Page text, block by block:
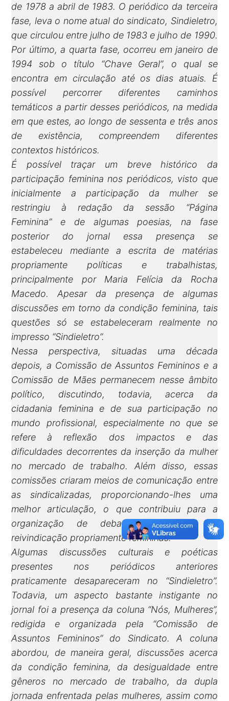
de 1978 a abril de 1983. O periódico da terceira
fase, leva o nome atual do sindicato, Sindieletro,
que circulou entre julho de 1983 e julho de 1990.
Por último, a quarta fase, ocorreu em janeiro de
1994 sob o título “Chave Geral”, o qual se
encontra em circulação até os dias atuais. É
possível percorrer diferentes caminhos
temáticos a partir desses periódicos, na medida
em que estes, ao longo de sessenta e três anos
de existência, compreendem diferentes
contextos históricos.
É possível traçar um breve histórico da
participação feminina nos periódicos, visto que
inicialmente a participação da mulher se
restringiu à redação da sessão “Página
Feminina” e de algumas poesias, na fase
posterior do jornal essa presença se
estabeleceu mediante a escrita de matérias
propriamente políticas e trabalhistas,
principalmente por Maria Felícia da Rocha
Macedo. Apesar da presença de algumas
discussões em torno da condição feminina, tais
questões só se estabeleceram realmente no
impresso “Sindieletro”.
Nessa perspectiva, situadas uma década
depois, a Comissão de Assuntos Femininos e a
Comissão de Mães permanecem nesse âmbito
político, discutindo, todavia, acerca da
cidadania feminina e de sua participação no
mundo profissional, especialmente no que se
refere à reflexão dos impactos e das
dificuldades decorrentes da inserção da mulher
no mercado de trabalho. Além disso, essas
comissões criaram meios de comunicação entre
as sindicalizadas, proporcionando-lhes uma
melhor articulação, o que contribuiu para a
organização de debates e pautas de
reivindicação propriamente femininas.
Algumas discussões culturais e poéticas
presentes nos periódicos anteriores
praticamente desapareceram no “Sindieletro”.
Todavia, um aspecto bastante instigante no
jornal foi a presença da coluna “Nós, Mulheres”,
redigida e organizada pela “Comissão de
Assuntos Femininos” do Sindicato. A coluna
abordou, de maneira geral, discussões acerca
da condição feminina, da desigualdade entre
gêneros no mercado de trabalho, da dupla
jornada enfrentada pelas mulheres, assim como